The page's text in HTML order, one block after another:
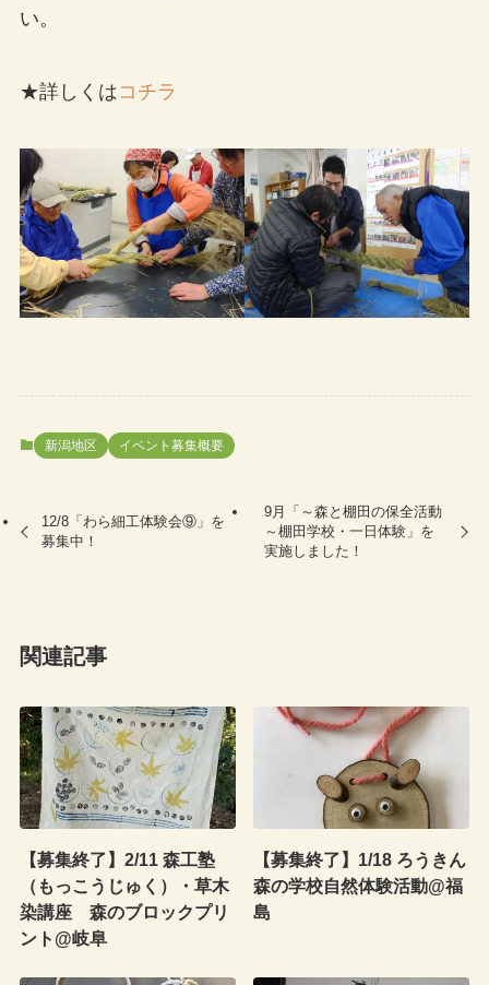
い。
★詳しくはコチラ
新潟地区 イベント募集概要
12/8「わら細工体験会⑨」を
募集中！
9月「～森と棚田の保全活動
～棚田学校・一日体験」を
実施しました！
関連記事
【募集終了】2/11 森工塾
（もっこうじゅく）・草木
染講座 森のブロックプリ
ント@岐阜
【募集終了】1/18 ろうきん
森の学校自然体験活動@福
島